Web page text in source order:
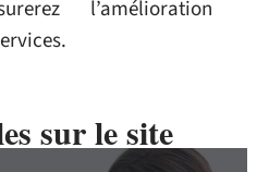
l’amélioration
sur le site